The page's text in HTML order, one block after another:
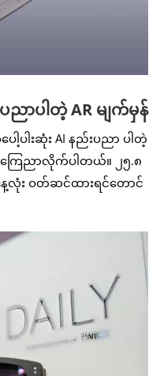
ညာပါတဲ့ AR မျက်မှန်
ေါ့ပါးဆုံး AI နည်းပညာ ပါတဲ့
ကြေညာလိုက်ပါတယ်။ ၂၅.၈
း ဝတ်ဆင်ထားရင်တောင်